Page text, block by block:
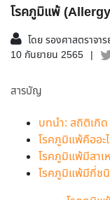
โรคภูมิแพ้
โดย รองศาสตราจ
10 กันยายน 2565
สารบัญ
บทนำ: สถิติเกิด
โรคภูมิแพ้คืออะ
โรคภูมิแพ้มีสาเ
โรคภูมิแพ้มีกี่ช